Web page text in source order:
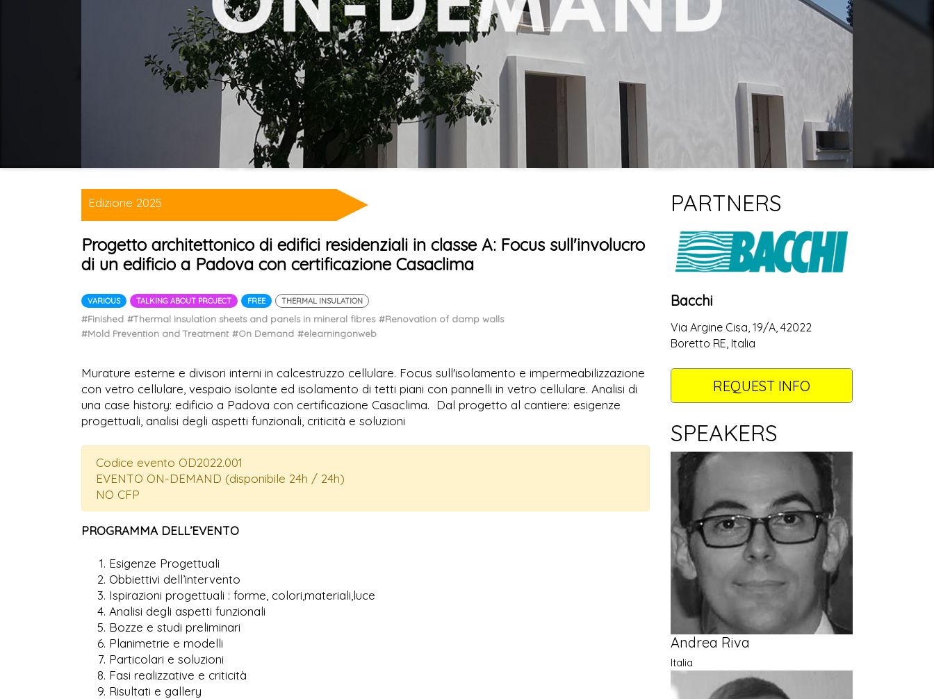
Edizione 2025
Progetto architettonico di edifici residenziali in classe A: Focus sull'involucro
di un edificio a Padova con certificazione Casaclima
VARIOUS TALKING ABOUT PROJECT FREE THERMAL INSULATION
#Finished #Thermal insulation sheets and panels in mineral fibres #Renovation of damp walls
#Mold Prevention and Treatment #On Demand #elearningonweb
Murature esterne e divisori interni in calcestruzzo cellulare. Focus sull'isolamento e impermeabilizzazione
con vetro cellulare, vespaio isolante ed isolamento di tetti piani con pannelli in vetro cellulare. Analisi di
una case history: edificio a Padova con certificazione Casaclima. Dal progetto al cantiere: esigenze
progettuali, analisi degli aspetti funzionali, criticità e soluzioni
Codice evento OD2022.001
EVENTO ON-DEMAND (disponibile 24h / 24h)
NO CFP
PROGRAMMA DELL’EVENTO
Esigenze Progettuali
Obbiettivi dell’intervento
Ispirazioni progettuali : forme, colori,materiali,luce
Analisi degli aspetti funzionali
Bozze e studi preliminari
Planimetrie e modelli
Particolari e soluzioni
Fasi realizzative e criticità
Risultati e gallery
PARTNERS
Bacchi
Via Argine Cisa, 19/A, 42022
Boretto RE, Italia
REQUEST INFO
SPEAKERS
Andrea Riva
Italia